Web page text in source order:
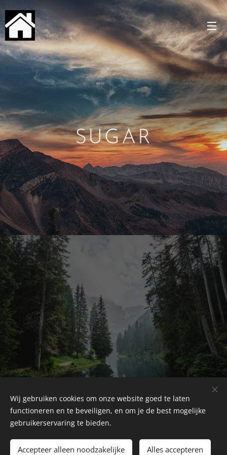
SUGAR
Contact:
info@ufodisclosure.be
Wij gebruiken cookies om onze website goed te laten
functioneren en te beveiligen, en om je de best mogelijke
gebruikerservaring te bieden.
Accepteer alleen noodzakelijke Alles accepteren